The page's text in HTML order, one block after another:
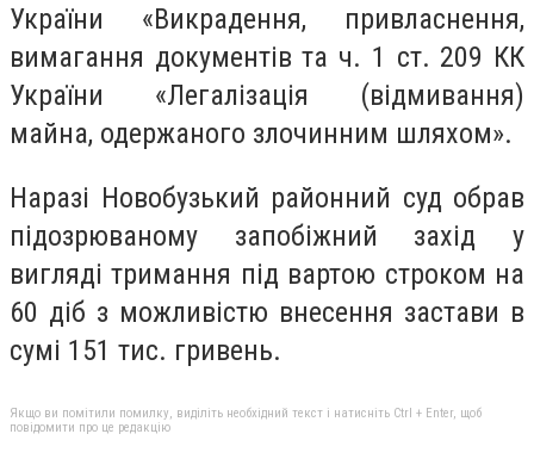
України «Викрадення, привласнення,
вимагання документів та ч. 1 ст. 209 КК
України «Легалізація (відмивання)
майна, одержаного злочинним шляхом».
Наразі Новобузький районний суд обрав
підозрюваному запобіжний захід у
вигляді тримання під вартою строком на
60 діб з можливістю внесення застави в
сумі 151 тис. гривень.
Якщо ви помітили помилку, виділіть необхідний текст і натисніть Ctrl + Enter, щоб
повідомити про це редакцію